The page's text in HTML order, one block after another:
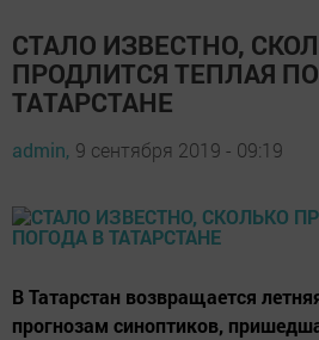
СТАЛО ИЗВЕСТНО,
ПРОДЛИТСЯ ТЕПЛАЯ
ТАТАРСТАНЕ
admin, 9 сентября 2019 - 09:19
В Татарстан возвращается
прогнозам синоптиков,